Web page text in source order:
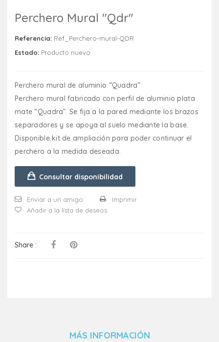
Perchero Mural "Qdr"
Referencia: Ref_Perchero-mural-QDR
Estado: Producto nuevo
Perchero mural de aluminio “Quadra”
Perchero mural fabricado con perfil de aluminio plata
mate “Quadra”. Se fija a la pared mediante los brazos
separadores y se apoya al suelo mediante la base.
Disponible kit de ampliación para poder continuar el
perchero a la medida deseada.
Consultar disponibilidad
Enviar a un amigo
Imprimir
Añadir a la lista de deseos
Share :
MÁS INFORMACIÓN